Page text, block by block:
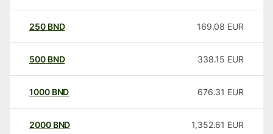
250 BND 169.08 EUR
500 BND 338.15 EUR
1000 BND 676.31 EUR
2000 BND 1,352.61 EUR